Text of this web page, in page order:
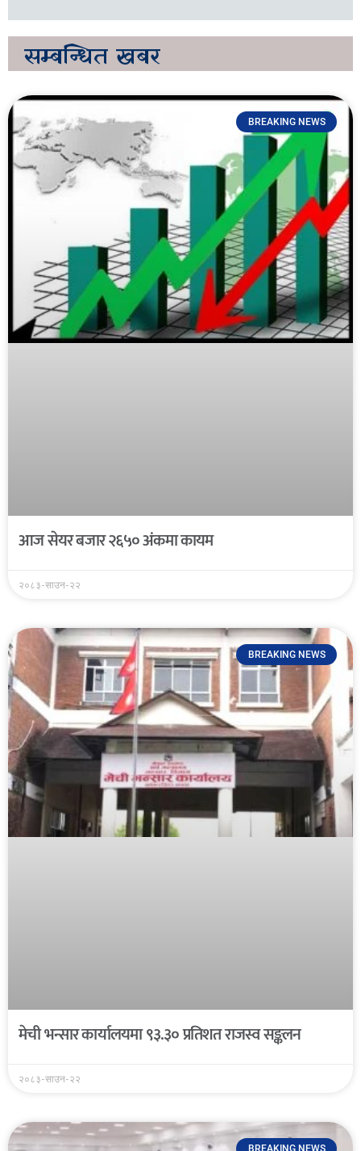
सम्बन्धित खबर
BREAKING NEWS
आज सेयर बजार २६५० अंकमा कायम
२०८३-साउन-२२
BREAKING NEWS
मेची भन्सार कार्यालयमा ९३.३० प्रतिशत राजस्व सङ्कलन
२०८३-साउन-२२
BREAKING NEWS